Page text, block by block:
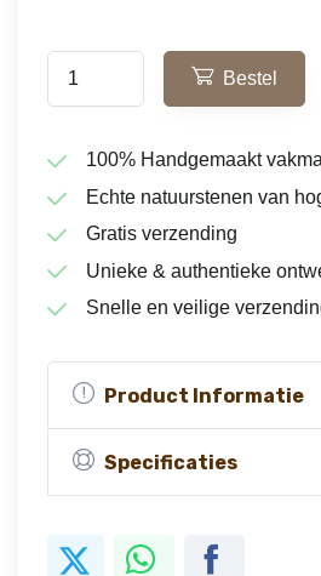
Bestel
100% Handgemaakt
Echte natuurstenen van
Gratis verzending
Unieke & authentieke
Snelle en veilige
Product Informatie
Specificaties